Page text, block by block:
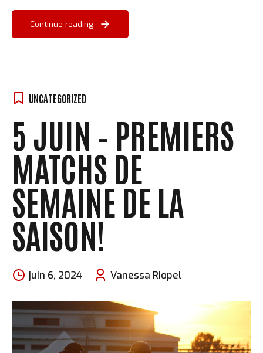
Continue reading
UNCATEGORIZED
5 JUIN – PREMIERS
MATCHS DE
SEMAINE DE LA
SAISON!
juin 6, 2024 Vanessa Riopel